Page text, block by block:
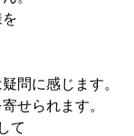
問に感じます。
せられます。
て